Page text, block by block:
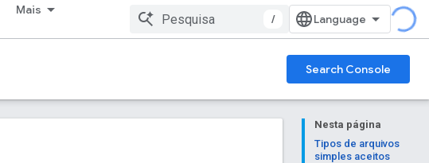
Mais
/
Search Console
Nesta página
Tipos de arquivos
simples aceitos